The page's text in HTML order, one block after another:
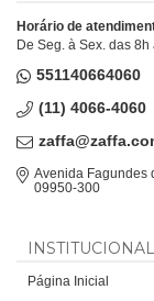
Horário de
De Seg. à Sex. das 8h
551140664060
(11) 4066-4060
Avenida Fagundes
09950-300
INSTITUCIONAL
Página Inicial